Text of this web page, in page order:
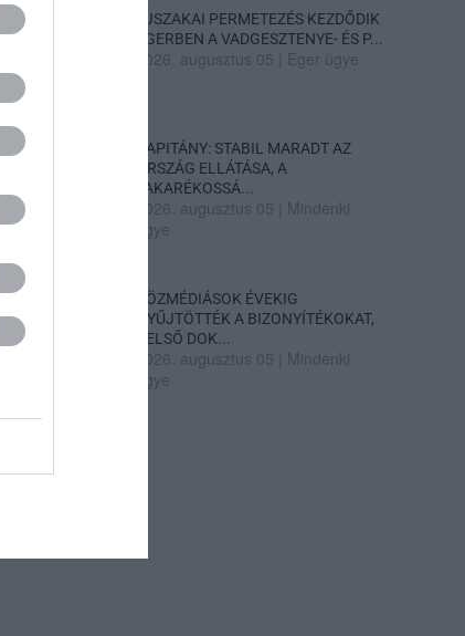
ÉJSZAKAI PERMETEZÉS KEZDŐDIK
EGERBEN A VADGESZTENYE- ÉS P...
2026. augusztus 05 Eger ügye
KAPITÁNY: STABIL MARADT AZ
ORSZÁG ELLÁTÁSA, A
TAKARÉKOSSÁ...
2026. augusztus 05
Mindenki
ügye
KÖZMÉDIÁSOK ÉVEKIG
GYŰJTÖTTÉK A BIZONYÍTÉKOKAT,
BELSŐ DOK...
2026. augusztus 05
Mindenki
ügye